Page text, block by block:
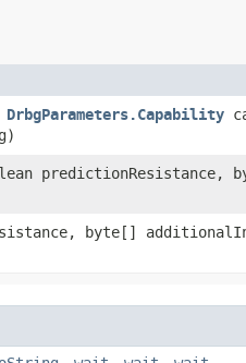
DrbgParameters.Capability
predictionResistance,
byte[]